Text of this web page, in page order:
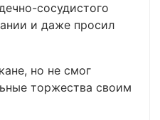
сосудистого
и даже просил
но не смог
торжества своим